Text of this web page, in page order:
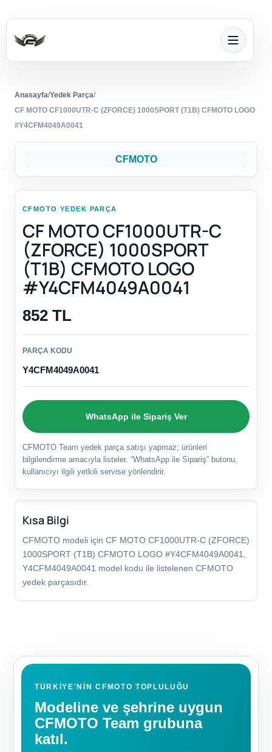
Anasayfa/Yedek Parça/
CF MOTO CF1000UTR-C (ZFORCE) 1000SPORT (T1B) CFMOTO LOGO
#Y4CFM4049A0041
CFMOTO
CFMOTO YEDEK PARÇA
CF MOTO CF1000UTR-C
(ZFORCE) 1000SPORT
(T1B) CFMOTO LOGO
#Y4CFM4049A0041
852 TL
PARÇA KODU
Y4CFM4049A0041
WhatsApp ile Sipariş Ver
CFMOTO Team yedek parça satışı yapmaz; ürünleri
bilgilendirme amacıyla listeler. “WhatsApp ile Sipariş” butonu,
kullanıcıyı ilgili yetkili servise yönlendirir.
Kısa Bilgi
CFMOTO modeli için CF MOTO CF1000UTR-C (ZFORCE)
1000SPORT (T1B) CFMOTO LOGO #Y4CFM4049A0041,
Y4CFM4049A0041 model kodu ile listelenen CFMOTO
yedek parçasıdır.
TÜRKIYE'NIN CFMOTO TOPLULUĞU
Modeline ve şehrine uygun
CFMOTO Team grubuna
katıl.